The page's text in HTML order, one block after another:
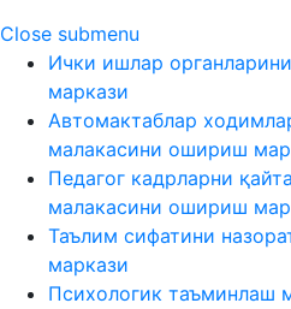
Close submenu
Ички ишлар
маркази
Автомактаблар
малакасини ошириш
Педагог кадрларни
малакасини ошириш
Таълим сифатини
маркази
Психологик таъминлаш